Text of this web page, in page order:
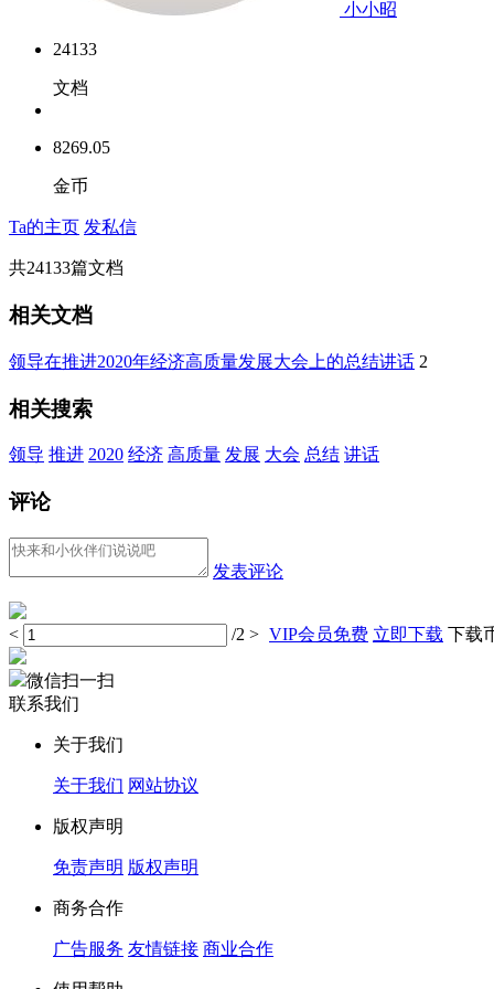
小小昭
24133
文档
8269.05
金币
Ta的主页 发私信
共24133篇文档
相关文档
领导在推进2020年经济高质量发展大会上的总结讲话 2
相关搜索
领导 推进 2020 经济 高质量 发展 大会 总结 讲话
评论
发表评论
< /2 > VIP会员免费 立即下载 下载
微信扫一扫
联系我们
关于我们
关于我们 网站协议
版权声明
免责声明 版权声明
商务合作
广告服务 友情链接 商业合作